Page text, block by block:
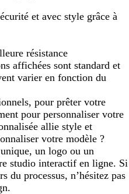
et avec style grâce à
résistance
affichées sont standard et
varier en fonction du
pour prêter votre
pour personnaliser votre
allie style et
votre modèle ?
un logo ou un
studio interactif en ligne. Si
du processus, n’hésitez pas